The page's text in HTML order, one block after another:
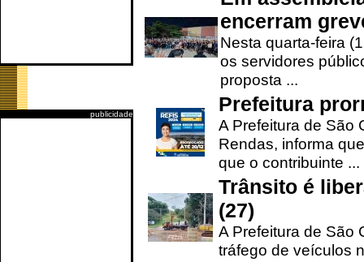
publicidade
encerram
Nesta quarta-feira
os servidores
proposta ...
Prefeitura
A Prefeitura de São
Rendas, informa
que o contribuinte ...
Trânsito é
(27)
A Prefeitura de São
tráfego de veículos